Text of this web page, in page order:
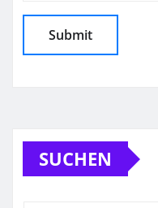
SUCHEN